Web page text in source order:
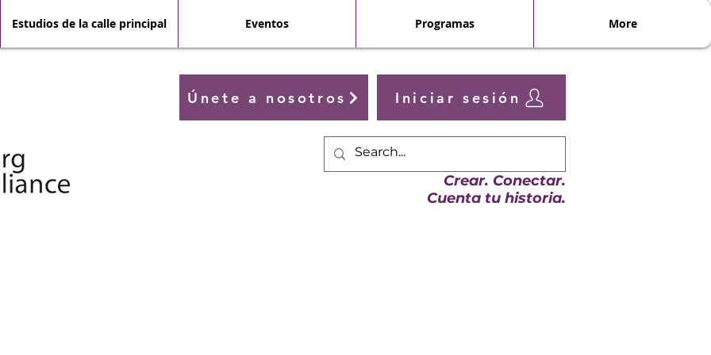
Estudios de la calle principal Eventos Programas More
Únete a nosotros Iniciar sesión
Crear. Conectar.
Cuenta tu historia.